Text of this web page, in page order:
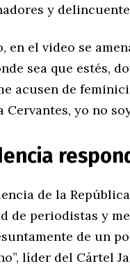
y
en el video se
sea que estés,
acusen de
Cervantes, yo no
de la
de periodistas y
de un
líder del Cártel